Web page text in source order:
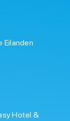
Eilanden
Hotel &